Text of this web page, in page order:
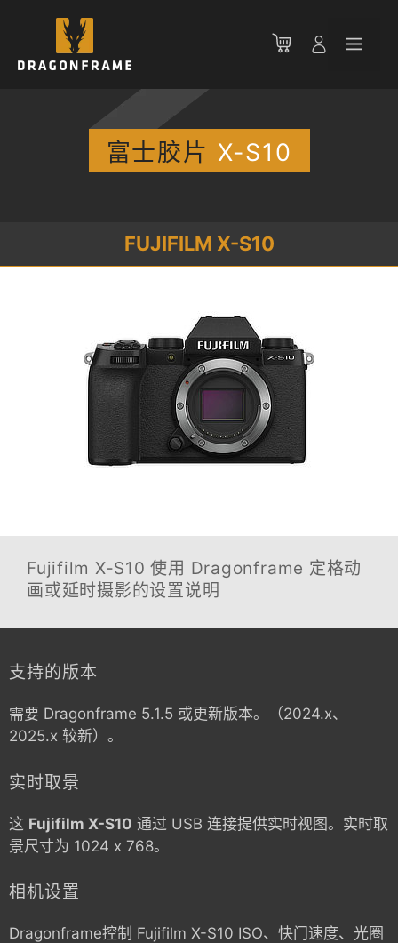
菜
富士胶片 X-S10
FUJIFILM X-S10
Fujifilm X-S10 使用 Dragonframe 定格动
画或延时摄影的设置说明
支持的版本
需要 Dragonframe 5.1.5 或更新版本。（2024.x、
2025.x 较新）。
实时取景
这 Fujifilm X-S10 通过 USB 连接提供实时视图。实时取
景尺寸为 1024 x 768。
相机设置
Dragonframe控制 Fujifilm X-S10 ISO、快门速度、光圈